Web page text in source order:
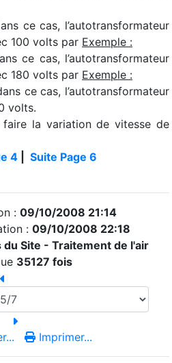
ce cas, l’autotransformateur
100 volts par Exemple :
ce cas, l’autotransformateur
180 volts par Exemple :
ce cas, l’autotransformateur
volts.
faire la variation de vitesse de
4
Suite Page 6
: 09/10/2008 21:14
: 09/10/2008 22:18
du Site - Traitement de l'air
35127 fois
Imprimer...